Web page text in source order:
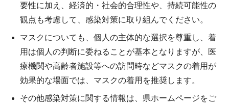
要性に加え、経済的・社会的合理性や、持続可能性の
観点も考慮して、感染対策に取り組んでください。
マスクについても、個人の主体的な選択を尊重し、着
用は個人の判断に委ねることが基本となりますが、医
療機関や高齢者施設等への訪問時などマスクの着用が
効果的な場面では、マスクの着用を推奨します。
その他感染対策に関する情報は、県ホームページをご